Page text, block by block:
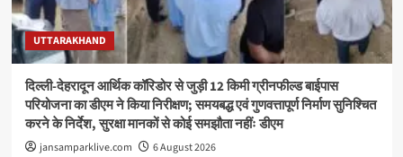
UTTARAKHAND
दिल्ली-देहरादून आर्थिक कॉरिडोर से जुड़ी 12 किमी ग्रीनफील्ड बाईपास
परियोजना का डीएम ने किया निरीक्षण; समयबद्ध एवं गुणवत्तापूर्ण निर्माण सुनिश्चित
करने के निर्देश, सुरक्षा मानकों से कोई समझौता नहींः डीएम
jansamparklive.com 6 August 2026